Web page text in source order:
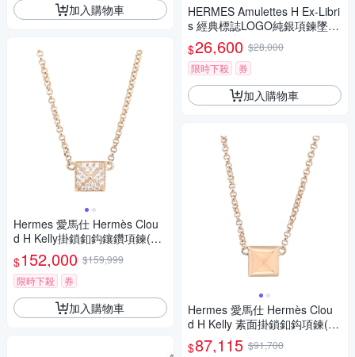
加入購物車
Hermes 愛馬仕 Hermès Clou
d H Kelly掛鎖釦鈎鑲鑽項鍊(玫
瑰金)
$152,000 $159,999
限時下殺
券
加入購物車
HERMES Amulettes H Ex-Libri
s 經典標誌LOGO純銀項鍊墜
鍊-銀色
$26,600 $28,000
限時下殺
券
加入購物車
Hermes 愛馬仕 Hermès Clou
d H Kelly 素面掛鎖釦鈎項鍊(玫
瑰金)
$87,115 $91,700